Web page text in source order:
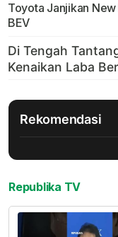
Toyota Janjikan
BEV
Rekomendasi
Republika TV